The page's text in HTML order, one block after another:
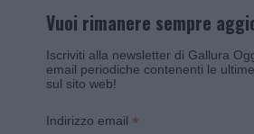
Vuoi rimanere sempre
Iscriviti alla newsletter di Gallura
email periodiche contenenti le
sul sito web!
Indirizzo email *